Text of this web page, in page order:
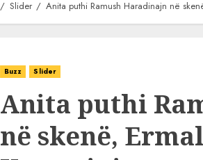
Slider Anita puthi Ramush Haradinajn në
Buzz Slider
Anita puthi
në skenë,